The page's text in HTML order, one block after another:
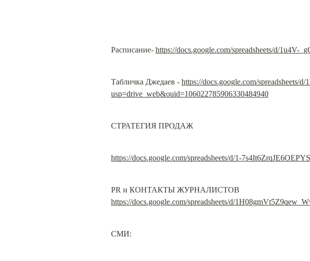
Расписание- https://docs.google.com/spreadsheets/d/
Табличка Джедаев - https://docs.google.com/
usp=drive_web&ouid=106022785906330484940
СТРАТЕГИЯ ПРОДАЖ
https://docs.google.com/spreadsheets/d/1-
https://docs.google.com/spreadsheets/d/
СМИ: